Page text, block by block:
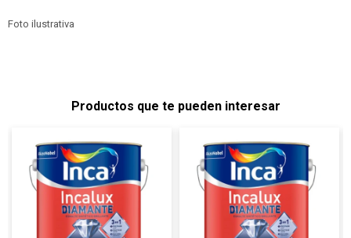
Foto ilustrativa
Productos que te pueden interesar